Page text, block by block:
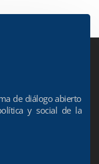
de diálogo abierto
y social de la